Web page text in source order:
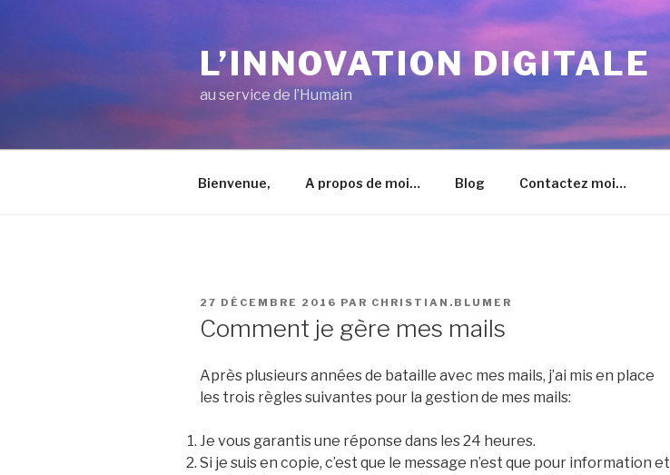
L’INNOVATION DIGITALE
au service de l’Humain
Bienvenue, A propos de moi… Blog Contactez moi…
PUBLIÉ
27 DÉCEMBRE 2016 PAR CHRISTIAN.BLUMER
Comment je gère mes mails
Après plusieurs années de bataille avec mes mails, j’ai mis en place
les trois règles suivantes pour la gestion de mes mails:
Je vous garantis une réponse dans les 24 heures.
Si je suis en copie, c’est que le message n’est que pour information et